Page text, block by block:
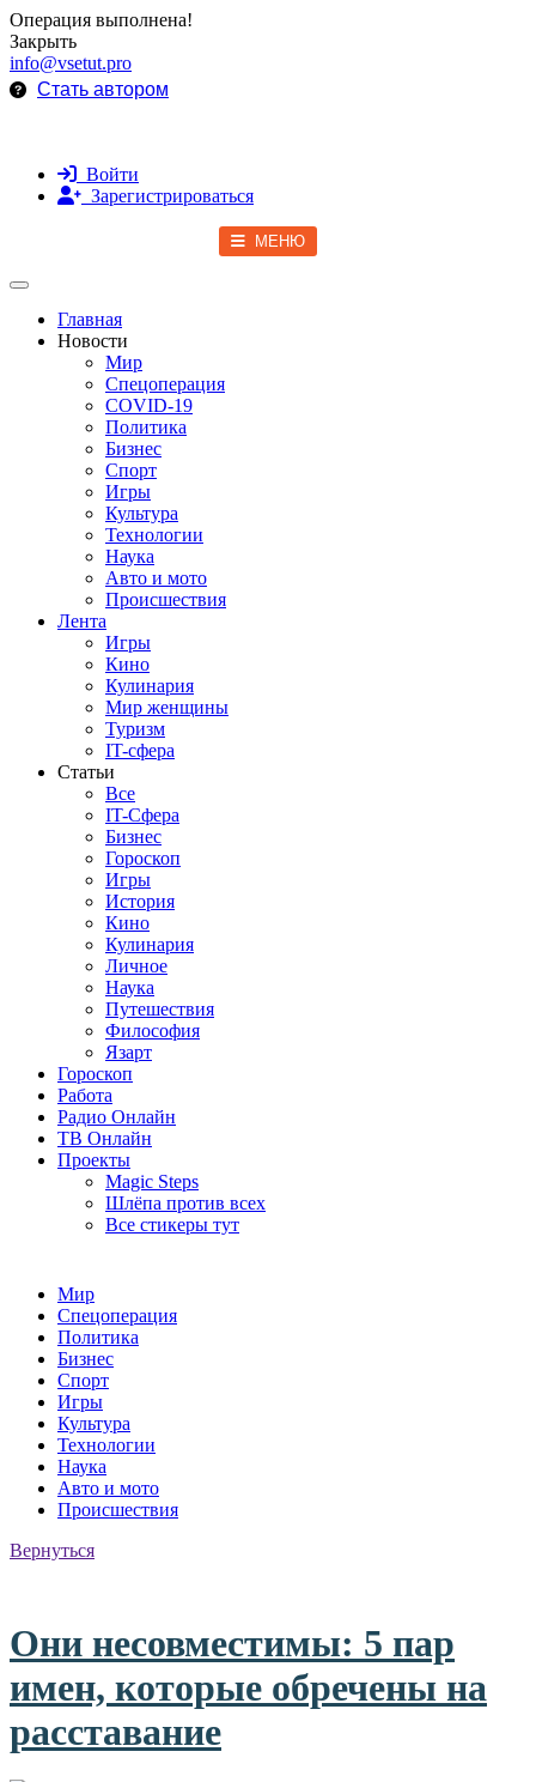
Операция выполнена!
Закрыть
info@vsetut.pro
Стать автором
Войти
Зарегистрироваться
МЕНЮ
Toggle navigation
Главная
Новости
Мир
Спецоперация
COVID-19
Политика
Бизнес
Спорт
Игры
Культура
Технологии
Наука
Авто и мото
Происшествия
Лента
Игры
Кино
Кулинария
Мир женщины
Туризм
IT-сфера
Статьи
Все
IT-Сфера
Бизнес
Гороскоп
Игры
История
Кино
Кулинария
Личное
Наука
Путешествия
Философия
Язарт
Гороскоп
Работа
Радио Онлайн
ТВ Онлайн
Проекты
Magic Steps
Шлёпа против всех
Все стикеры тут
Мир
Спецоперация
Политика
Бизнес
Спорт
Игры
Культура
Технологии
Наука
Авто и мото
Происшествия
Вернуться
Они несовместимы: 5 пар
имен, которые обречены на
расставание